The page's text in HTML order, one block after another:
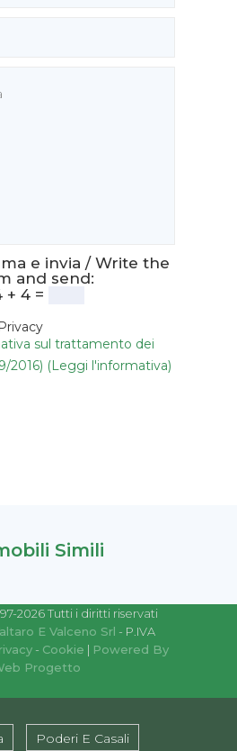
e invia / Write the
and send:
+ 4 =
sul trattamento dei
2016) (Leggi l'informativa)
Simili
2026 Tutti i diritti riservati
E Valceno Srl - P.IVA
- Cookie | Powered By
Progetto
Poderi E Casali